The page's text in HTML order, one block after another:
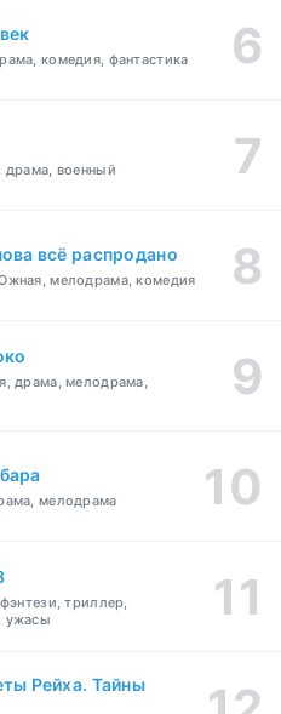
комедия, фантастика
драма, военный
всё распродано
мелодрама, комедия
драма, мелодрама,
мелодрама
триллер,
ужасы
Рейха. Тайны